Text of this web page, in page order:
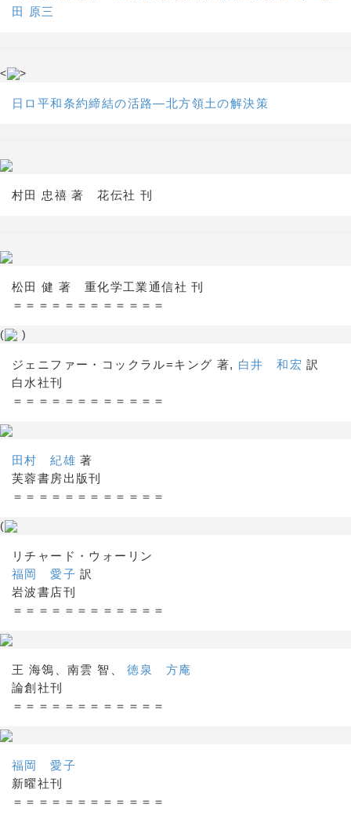
田 原三
< >
日ロ平和条約締結の活路―北方領土の解決策
村田 忠禧 著 花伝社 刊
松田 健 著 重化学工業通信社 刊
＝＝＝＝＝＝＝＝＝＝＝＝
( )
ジェニファー・コックラル=キング 著, 白井 和宏 訳
白水社刊
＝＝＝＝＝＝＝＝＝＝＝＝
田村 紀雄 著
芙蓉書房出版刊
＝＝＝＝＝＝＝＝＝＝＝＝
(
リチャード・ウォーリン
福岡 愛子 訳
岩波書店刊
＝＝＝＝＝＝＝＝＝＝＝＝
王 海鴒、南雲 智、徳泉 方庵
論創社刊
＝＝＝＝＝＝＝＝＝＝＝＝
福岡 愛子
新曜社刊
＝＝＝＝＝＝＝＝＝＝＝＝